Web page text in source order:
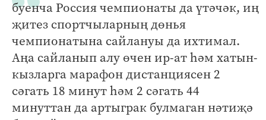
буенча Россия чемпионаты да үтәчәк, иң
җитез спортчыларның дөнья
чемпионатына сайлануы да ихтимал.
Аңа сайланып алу өчен ир-ат һәм хатын-
кызларга марафон дистанциясен 2
сәгать 18 минут һәм 2 сәгать 44
минуттан да артыграк булмаган нәтиҗә